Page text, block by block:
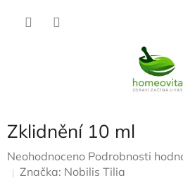
Zklidnění 10 ml
Průměrné
hodnocení
Neohodnoceno Podrobnosti
Značka: Nobilis Tilia